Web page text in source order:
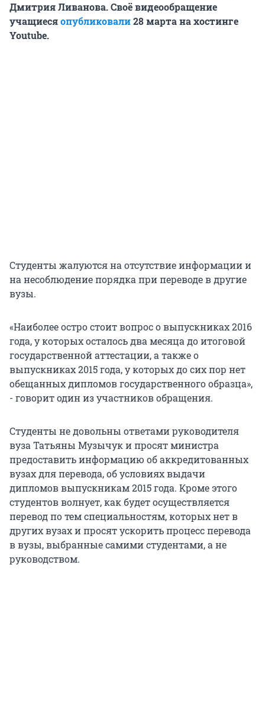
Дмитрия Ливанова. Своё видеообращение
учащиесяопубликовали28 марта на хостинге
Youtube.
Студенты жалуются на отсутствие информации и
на несоблюдение порядка при переводе в другие
вузы.
«Наиболее остро стоит вопрос о выпускниках 2016
года, у которых осталось два месяца до итоговой
государственной аттестации, а также о
выпускниках 2015 года, у которых до сих пор нет
обещанных дипломов государственного образца»,
- говорит один из участников обращения.
Студенты не довольны ответами руководителя
вуза Татьяны Музычук и просят министра
предоставить информацию об аккредитованных
вузах для перевода, об условиях выдачи
дипломов выпускникам 2015 года. Кроме этого
студентов волнует, как будет осуществляется
перевод по тем специальностям, которых нет в
других вузах и просят ускорить процесс перевода
в вузы, выбранные самими студентами, а не
руководством.